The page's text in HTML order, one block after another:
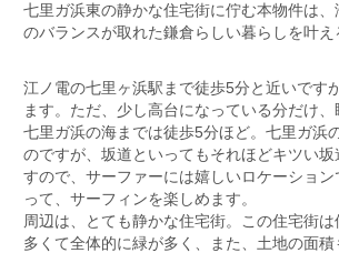
七里ガ浜東の静かな住宅街に佇む本物件は
のバランスが取れた鎌倉らしい暮らしを叶え
江ノ電の七里ヶ浜駅まで徒歩5分と近いです
ます。ただ、少し高台になっている分だけ、
七里ガ浜の海までは徒歩5分ほど。七里ガ浜
のですが、坂道といってもそれほどキツい坂
すので、サーファーには嬉しいロケーション
って、サーフィンを楽しめます。
周辺は、とても静かな住宅街。この住宅街
多くて全体的に緑が多く、また、土地の面